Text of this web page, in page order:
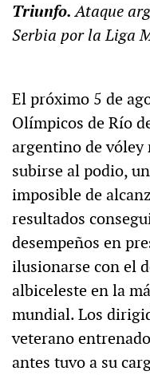
Triunfo.Ataque
Serbia por la Liga
El próximo 5 de
Olímpicos de Río
argentino de vóley
subirse al podio,
imposible de
resultados
desempeños en
ilusionarse con el
albiceleste en la
mundial. Los
veterano
antes tuvo a su